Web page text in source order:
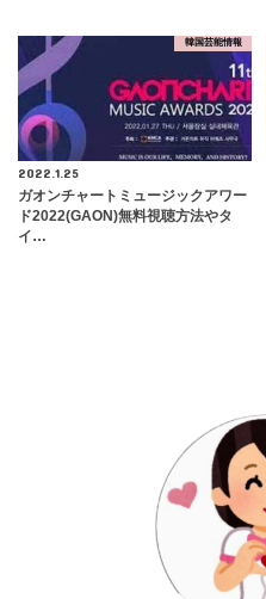
韓国芸能情報
2022.1.25
ガオンチャートミュージックアワー
ド2022(GAON)無料視聴方法やタ
イ…